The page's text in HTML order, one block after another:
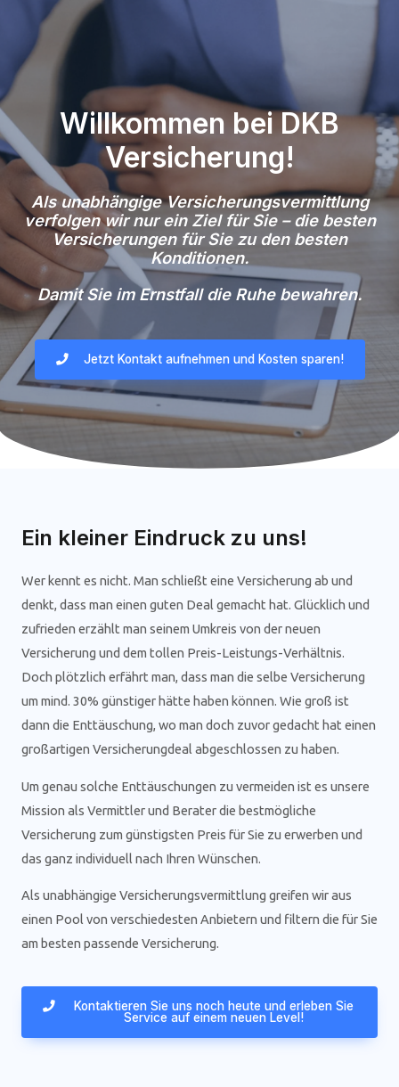
Willkommen bei DKB
Versicherung!
Als unabhängige Versicherungsvermittlung
verfolgen wir nur ein Ziel für Sie – die besten
Versicherungen für Sie zu den besten
Konditionen.
Damit Sie im Ernstfall die Ruhe bewahren.
Jetzt Kontakt aufnehmen und Kosten sparen!
Ein kleiner Eindruck zu uns!
Wer kennt es nicht. Man schließt eine Versicherung ab und
denkt, dass man einen guten Deal gemacht hat. Glücklich und
zufrieden erzählt man seinem Umkreis von der neuen
Versicherung und dem tollen Preis-Leistungs-Verhältnis.
Doch plötzlich erfährt man, dass man die selbe Versicherung
um mind. 30% günstiger hätte haben können. Wie groß ist
dann die Enttäuschung, wo man doch zuvor gedacht hat einen
großartigen Versicherungdeal abgeschlossen zu haben.
Um genau solche Enttäuschungen zu vermeiden ist es unsere
Mission als Vermittler und Berater die bestmögliche
Versicherung zum günstigsten Preis für Sie zu erwerben und
das ganz individuell nach Ihren Wünschen.
Als unabhängige Versicherungsvermittlung greifen wir aus
einen Pool von verschiedesten Anbietern und filtern die für Sie
am besten passende Versicherung.
Kontaktieren Sie uns noch heute und erleben Sie
Service auf einem neuen Level!